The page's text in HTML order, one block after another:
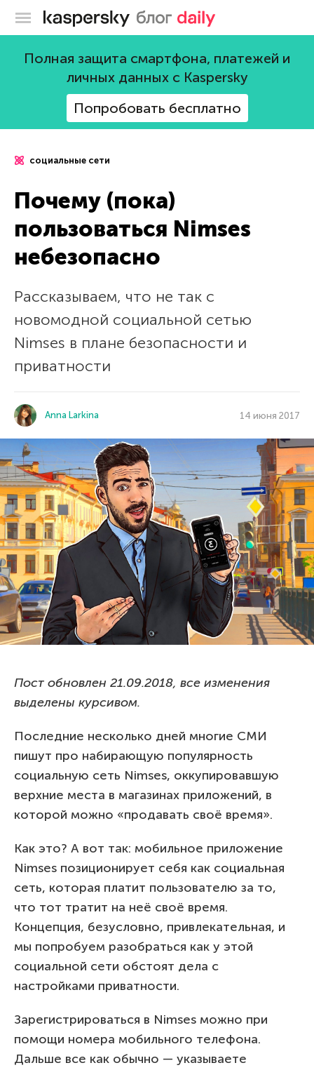
Блог Касперского
Полная защита смартфона, платежей и
личных данных с Kaspersky
Попробовать бесплатно
социальные сети
Почему (пока)
пользоваться Nimses
небезопасно
Рассказываем, что не так с
новомодной социальной сетью
Nimses в плане безопасности и
приватности
Anna Larkina 14 июня 2017
Пост обновлен 21.09.2018, все изменения
выделены курсивом.
Последние несколько дней многие СМИ
пишут про набирающую популярность
социальную сеть Nimses, оккупировавшую
верхние места в магазинах приложений, в
которой можно «продавать своё время».
Как это? А вот так: мобильное приложение
Nimses позиционирует себя как социальная
сеть, которая платит пользователю за то,
что тот тратит на неё своё время.
Концепция, безусловно, привлекательная, и
мы попробуем разобраться как у этой
социальной сети обстоят дела с
настройками приватности.
Зарегистрироваться в Nimses можно при
помощи номера мобильного телефона.
Дальше все как обычно — указываете